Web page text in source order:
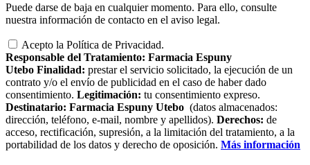
Puede darse de baja en cualquier momento. Para ello, consulte
nuestra información de contacto en el aviso legal.
Acepto la Política de Privacidad.
Responsable del Tratamiento: Farmacia Espuny
Utebo Finalidad: prestar el servicio solicitado, la ejecución de un
contrato y/o el envío de publicidad en el caso de haber dado
consentimiento. Legitimación: tu consentimiento expreso.
Destinatario: Farmacia Espuny Utebo (datos almacenados:
dirección, teléfono, e-mail, nombre y apellidos). Derechos: de
acceso, rectificación, supresión, a la limitación del tratamiento, a la
portabilidad de los datos y derecho de oposición. Más información